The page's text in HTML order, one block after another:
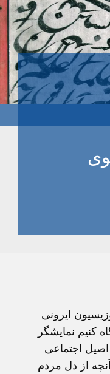
۱۴۰۴ در اپوزیسیون ایرونی
کنیم نمایشگر
اجتماعی
از دل مردم